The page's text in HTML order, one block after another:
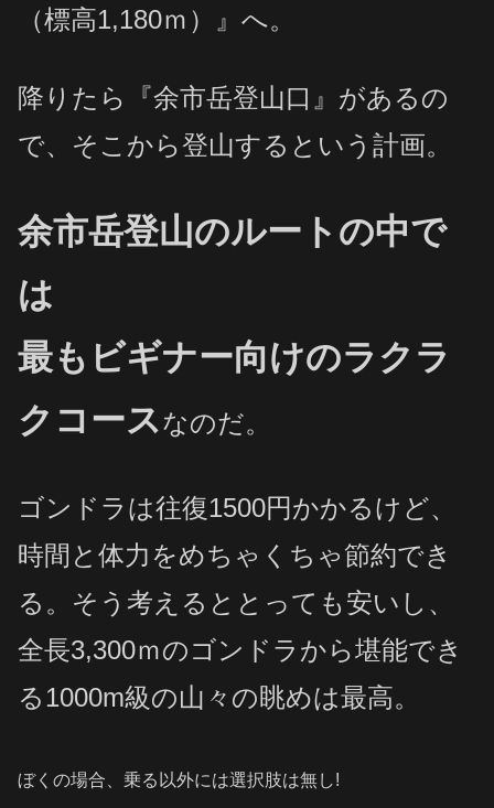
（標高1,180ｍ）』へ。
降りたら『余市岳登山口』があるの
で、そこから登山するという計画。
余市岳登山のルートの中で
は
最もビギナー向けのラクラ
クコースなのだ。
ゴンドラは往復1500円かかるけど、
時間と体力をめちゃくちゃ節約でき
る。そう考えるととっても安いし、
全長3,300ｍのゴンドラから堪能でき
る1000m級の山々の眺めは最高。
ぼくの場合、乗る以外には選択肢は無し!